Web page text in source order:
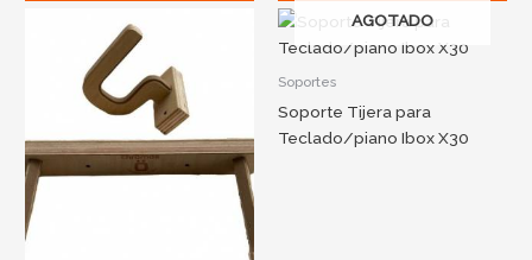
AGOTADO
Soportes
Soporte Tijera para
Teclado/piano Ibox X30